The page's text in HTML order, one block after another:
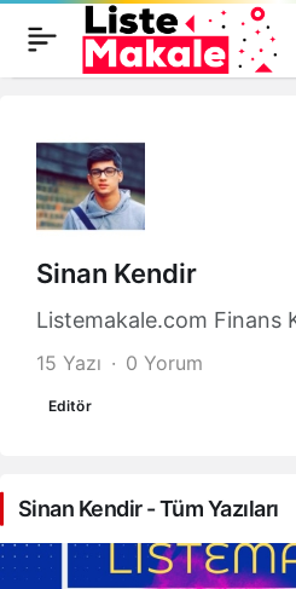
Sinan Kendir
Listemakale.com Finans
15 Yazı 0 Yorum
Editör
Sinan Kendir - Tüm Yazıları